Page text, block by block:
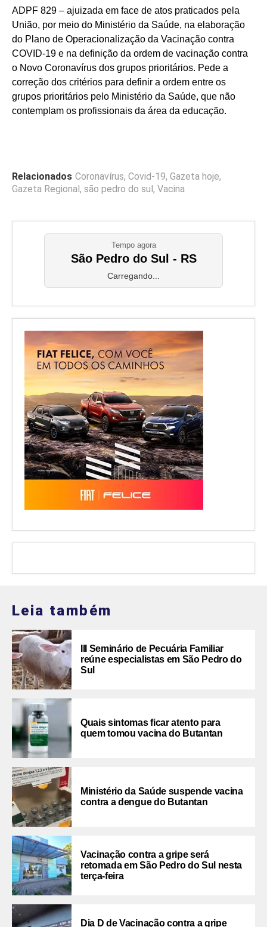
ADPF 829 – ajuizada em face de atos praticados pela
União, por meio do Ministério da Saúde, na elaboração
do Plano de Operacionalização da Vacinação contra
COVID-19 e na definição da ordem de vacinação contra
o Novo Coronavírus dos grupos prioritários. Pede a
correção dos critérios para definir a ordem entre os
grupos prioritários pelo Ministério da Saúde, que não
contemplam os profissionais da área da educação.
Relacionados Coronavírus, Covid-19, Gazeta hoje,
Gazeta Regional, são pedro do sul, Vacina
Tempo agora
São Pedro do Sul - RS
Carregando...
Leia também
III Seminário de Pecuária Familiar
reúne especialistas em São Pedro do
Sul
Quais sintomas ficar atento para
quem tomou vacina do Butantan
Ministério da Saúde suspende vacina
contra a dengue do Butantan
Vacinação contra a gripe será
retomada em São Pedro do Sul nesta
terça-feira
Dia D de Vacinação contra a gripe